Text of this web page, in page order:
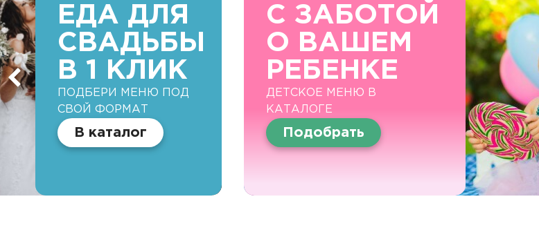
ЕДА ДЛЯ
СВАДЬБЫ
В 1 КЛИК
ПОДБЕРИ МЕНЮ ПОД
СВОЙ ФОРМАТ
В каталог
С ЗАБОТОЙ
О ВАШЕМ
РЕБЕНКЕ
ДЕТСКОЕ МЕНЮ В
КАТАЛОГЕ
Подобрать